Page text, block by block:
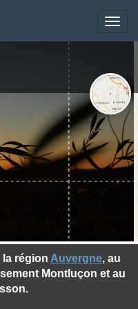
Toggle
la région Auvergne, au
Montluçon et au
Toggle